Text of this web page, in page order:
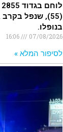
בנופלו.
07/08/2026
לסיפור המלא »